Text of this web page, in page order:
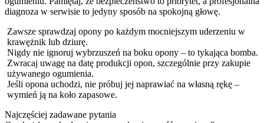
diagnoza w serwisie to jedyny sposób na spokojną głowę.
Zawsze sprawdzaj opony po każdym mocniejszym uderzeniu w
krawężnik lub dziurę.
Nigdy nie ignoruj wybrzuszeń na boku opony – to tykająca bomba.
Zwracaj uwagę na datę produkcji opon, szczególnie przy zakupie
używanego ogumienia.
Jeśli opona uchodzi, nie próbuj jej naprawiać na własną rękę –
wymień ją na koło zapasowe.
Najczęściej zadawane pytania